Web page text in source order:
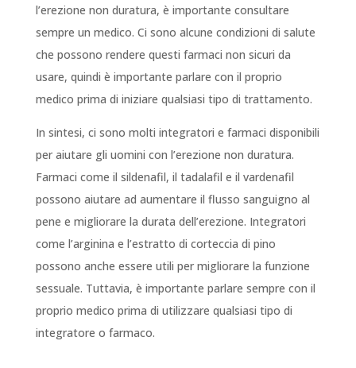
l’erezione non duratura, è importante consultare
sempre un medico. Ci sono alcune condizioni di salute
che possono rendere questi farmaci non sicuri da
usare, quindi è importante parlare con il proprio
medico prima di iniziare qualsiasi tipo di trattamento.
In sintesi, ci sono molti integratori e farmaci disponibili
per aiutare gli uomini con l’erezione non duratura.
Farmaci come il sildenafil, il tadalafil e il vardenafil
possono aiutare ad aumentare il flusso sanguigno al
pene e migliorare la durata dell’erezione. Integratori
come l’arginina e l’estratto di corteccia di pino
possono anche essere utili per migliorare la funzione
sessuale. Tuttavia, è importante parlare sempre con il
proprio medico prima di utilizzare qualsiasi tipo di
integratore o farmaco.